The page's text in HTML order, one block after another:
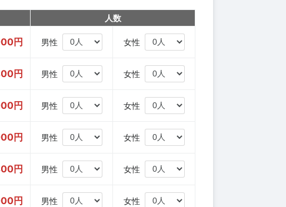
人数
円 男性 女性
円 男性 女性
円 男性 女性
円 男性 女性
円 男性 女性
円 男性 女性